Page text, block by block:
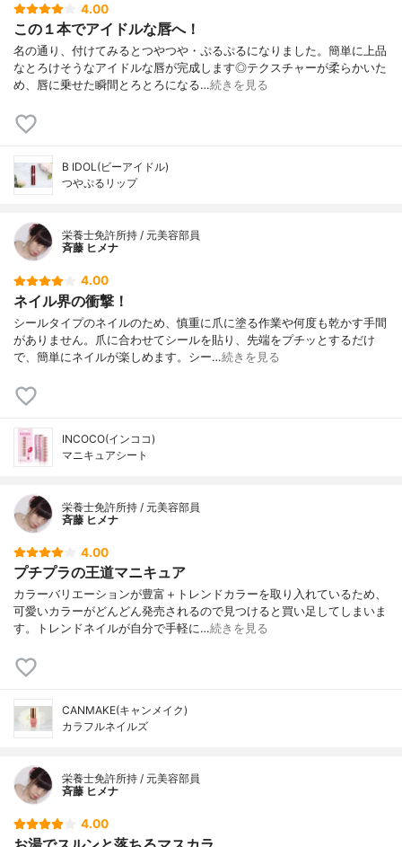
4.00
この１本でアイドルな唇へ！
名の通り、付けてみるとつやつや・ぷるぷるになりました。簡単に上品
なとろけそうなアイドルな唇が完成します◎テクスチャーが柔らかいた
め、唇に乗せた瞬間とろとろになる…続きを見る
B IDOL(ビーアイドル)
つやぷるリップ
栄養士免許所持 / 元美容部員
斉藤 ヒメナ
4.00
ネイル界の衝撃！
シールタイプのネイルのため、慎重に爪に塗る作業や何度も乾かす手間
がありません。爪に合わせてシールを貼り、先端をプチッとするだけ
で、簡単にネイルが楽しめます。シー…続きを見る
INCOCO(インココ)
マニキュアシート
栄養士免許所持 / 元美容部員
斉藤 ヒメナ
4.00
プチプラの王道マニキュア
カラーバリエーションが豊富＋トレンドカラーを取り入れているため、
可愛いカラーがどんどん発売されるので見つけると買い足してしまいま
す。トレンドネイルが自分で手軽に…続きを見る
CANMAKE(キャンメイク)
カラフルネイルズ
栄養士免許所持 / 元美容部員
斉藤 ヒメナ
4.00